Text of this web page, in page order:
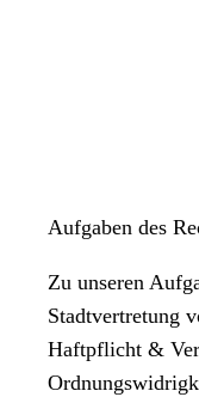
Aufgaben des
Zu unseren
Stadtvertretung
Haftpflicht &